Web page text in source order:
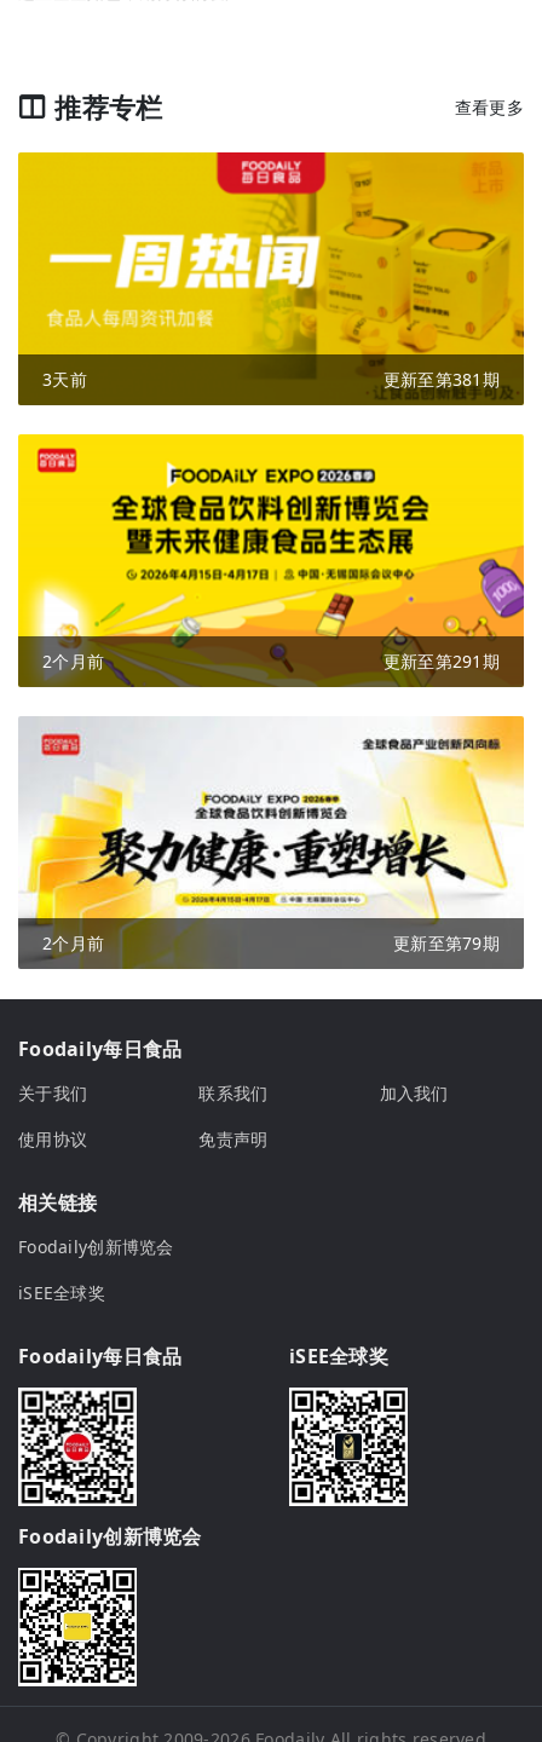
推荐专栏 查看更多
3天前 更新至第381期
2个月前 更新至第291期
2个月前 更新至第79期
Foodaily每日食品
关于我们 联系我们
加入我们
使用协议
免责声明
相关链接
Foodaily创新博览会
iSEE全球奖
Foodaily每日食品 iSEE全球奖
Foodaily创新博览会